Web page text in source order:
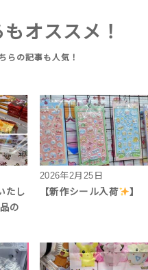
もオススメ！
たし
の
2026年2月25日
【新作シール入荷
】